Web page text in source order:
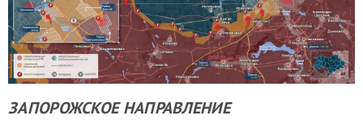
ЗАПОРОЖСКОЕ НАПРАВЛЕНИЕ